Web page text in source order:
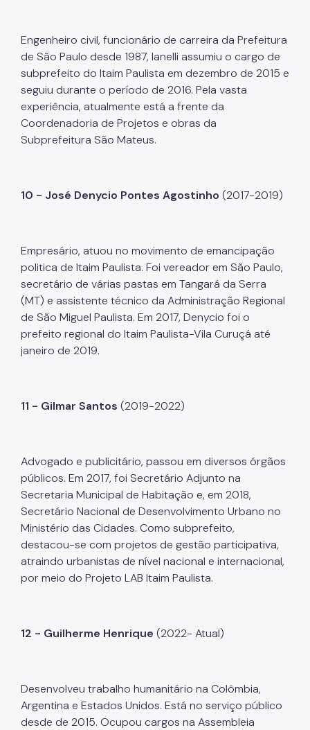
Engenheiro civil, funcionário de carreira da Prefeitura
de São Paulo desde 1987, Ianelli assumiu o cargo de
subprefeito do Itaim Paulista em dezembro de 2015 e
seguiu durante o período de 2016. Pela vasta
experiência, atualmente está a frente da
Coordenadoria de Projetos e obras da
Subprefeitura São Mateus.
10 - José Denycio Pontes Agostinho (2017-2019)
Empresário, atuou no movimento de emancipação
politica de Itaim Paulista. Foi vereador em São Paulo,
secretário de várias pastas em Tangará da Serra
(MT) e assistente técnico da Administração Regional
de São Miguel Paulista. Em 2017, Denycio foi o
prefeito regional do Itaim Paulista-Vila Curuçá até
janeiro de 2019.
11 - Gilmar Santos (2019-2022)
Advogado e publicitário, passou em diversos órgãos
públicos. Em 2017, foi Secretário Adjunto na
Secretaria Municipal de Habitação e, em 2018,
Secretário Nacional de Desenvolvimento Urbano no
Ministério das Cidades. Como subprefeito,
destacou-se com projetos de gestão participativa,
atraindo urbanistas de nível nacional e internacional,
por meio do Projeto LAB Itaim Paulista.
12 - Guilherme Henrique (2022- Atual)
Desenvolveu trabalho humanitário na Colômbia,
Argentina e Estados Unidos. Está no serviço público
desde de 2015. Ocupou cargos na Assembleia